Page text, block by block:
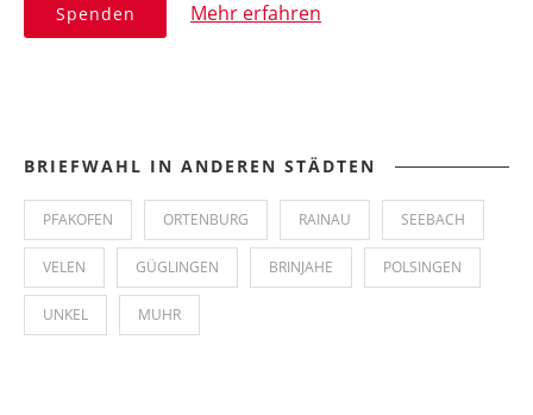
Spenden Mehr erfahren
BRIEFWAHL IN ANDEREN STÄDTEN
PFAKOFEN ORTENBURG RAINAU SEEBACH
VELEN GÜGLINGEN BRINJAHE POLSINGEN
UNKEL MUHR